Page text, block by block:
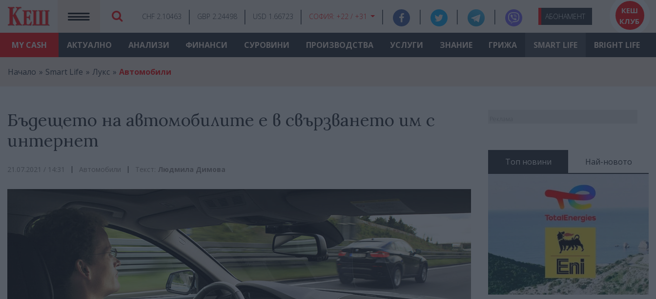
MY CASH
CHF 2.10463 GBP 2.24498 USD 1.66723 СОФИЯ: +22 / +31 АБОНАМЕНТ
КЕШ
КЛУБ
АКТУАЛНО АНАЛИЗИ ФИНАНСИ СУРОВИНИ ПРОИЗВОДСТВА УСЛУГИ ЗНАНИЕ ГРИЖА SMART LIFE BRIGHT LIFE
Начало Smart Life Лукс Автомобили
Бъдещето на автомобилите е в свързването им с
интернет
21.07.2021 / 14:31 Автомобили Текст: Людмила Димова
Топ новини Най-новото